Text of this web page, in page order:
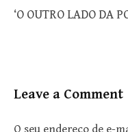
‘O OUTRO LADO DA
Leave a Comment
O seu endereço de e-